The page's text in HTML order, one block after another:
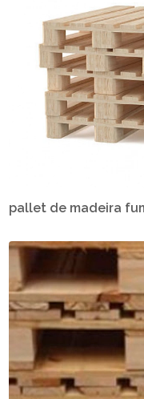
pallet de madeira